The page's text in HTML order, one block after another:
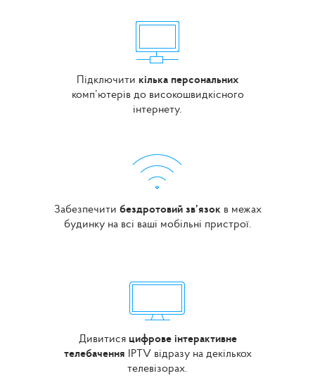
Підключити кілька персональних
комп’ютерів до високошвидкісного
інтернету.
Забезпечити бездротовий зв’язокв межах
будинку на всі ваші мобільні пристрої.
Дивитися цифрове інтерактивне
телебачення IPTV відразу на декількох
телевізорах.